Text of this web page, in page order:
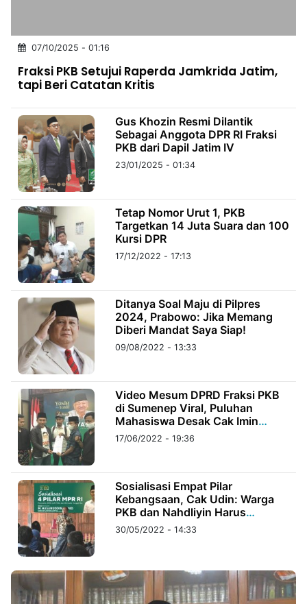
Partner
NTB
Time
IDN
Jogja
Rakyat
News
Notice
Baru
Follow
Kabarbaru
Kabarbaru.co
2026
Kabarbaru
Media
Holding
07/10/2025 - 01:16
Fraksi PKB Setujui Raperda Jamkrida Jatim,
tapi Beri Catatan Kritis
Gus Khozin Resmi Dilantik
Sebagai Anggota DPR RI Fraksi
PKB dari Dapil Jatim IV
23/01/2025 - 01:34
Tetap Nomor Urut 1, PKB
Targetkan 14 Juta Suara dan 100
Kursi DPR
17/12/2022 - 17:13
Ditanya Soal Maju di Pilpres
2024, Prabowo: Jika Memang
Diberi Mandat Saya Siap!
09/08/2022 - 13:33
Video Mesum DPRD Fraksi PKB
di Sumenep Viral, Puluhan
Mahasiswa Desak Cak Imin
Pecat Kadernya
17/06/2022 - 19:36
Sosialisasi Empat Pilar
Kebangsaan, Cak Udin: Warga
PKB dan Nahdliyin Harus
Menginternalisasikannya
30/05/2022 - 14:33